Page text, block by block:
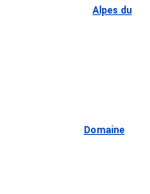
Alpes du
Domaine